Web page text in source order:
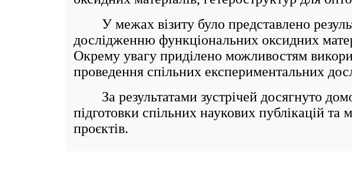
У межах візиту було представлено
дослідженню функціональних оксидних
Окрему увагу приділено можливостям
проведення спільних експериментальних
За результатами зустрічей досягнуто
підготовки спільних наукових публікацій
проєктів.